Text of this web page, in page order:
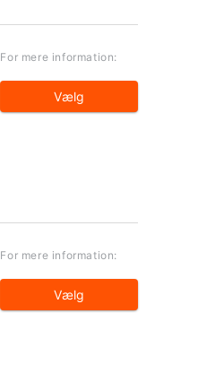
For mere information:
Vælg
For mere information:
Vælg